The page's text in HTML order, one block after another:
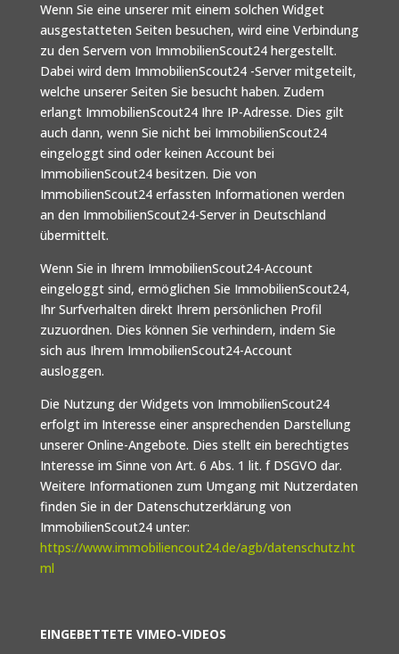
Wenn Sie eine unserer mit einem solchen Widget
ausgestatteten Seiten besuchen, wird eine Verbindung
zu den Servern von ImmobilienScout24 hergestellt.
Dabei wird dem ImmobilienScout24 -Server mitgeteilt,
welche unserer Seiten Sie besucht haben. Zudem
erlangt ImmobilienScout24 Ihre IP-Adresse. Dies gilt
auch dann, wenn Sie nicht bei ImmobilienScout24
eingeloggt sind oder keinen Account bei
ImmobilienScout24 besitzen. Die von
ImmobilienScout24 erfassten Informationen werden
an den ImmobilienScout24-Server in Deutschland
übermittelt.
Wenn Sie in Ihrem ImmobilienScout24-Account
eingeloggt sind, ermöglichen Sie ImmobilienScout24,
Ihr Surfverhalten direkt Ihrem persönlichen Profil
zuzuordnen. Dies können Sie verhindern, indem Sie
sich aus Ihrem ImmobilienScout24-Account
ausloggen.
Die Nutzung der Widgets von ImmobilienScout24
erfolgt im Interesse einer ansprechenden Darstellung
unserer Online-Angebote. Dies stellt ein berechtigtes
Interesse im Sinne von Art. 6 Abs. 1 lit. f DSGVO dar.
Weitere Informationen zum Umgang mit Nutzerdaten
finden Sie in der Datenschutzerklärung von
ImmobilienScout24 unter:
https://www.immobiliencout24.de/agb/datenschutz.ht
ml
EINGEBETTETE VIMEO-VIDEOS